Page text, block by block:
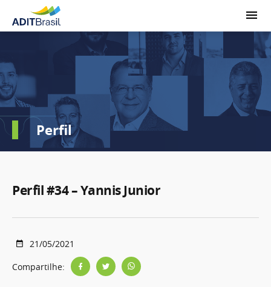
Perfil
Perfil #34 – Yannis Junior
21/05/2021
Compartilhe: